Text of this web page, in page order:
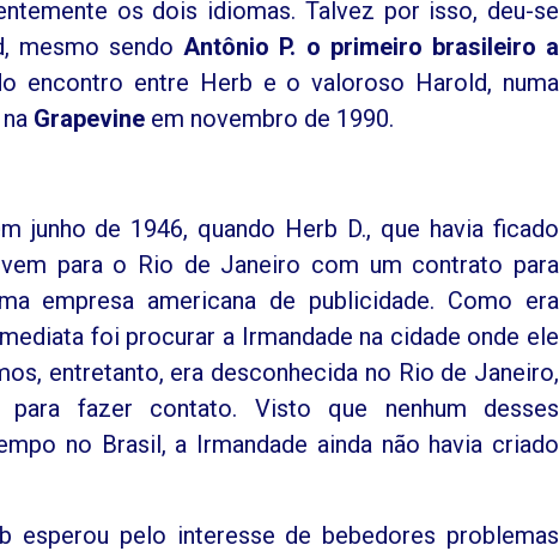
os dois idiomas. Talvez por isso, deu-se
mesmo sendo Antônio P. o primeiro brasileiro a
encontro entre Herb e o valoroso Harold, numa
Grapevine em novembro de 1990.
junho de 1946, quando Herb D., que havia ficado
para o Rio de Janeiro com um contrato para
empresa americana de publicidade. Como era
foi procurar a Irmandade na cidade onde ele
entretanto, era desconhecida no Rio de Janeiro,
fazer contato. Visto que nenhum desses
no Brasil, a Irmandade ainda não havia criado
esperou pelo interesse de bebedores problemas